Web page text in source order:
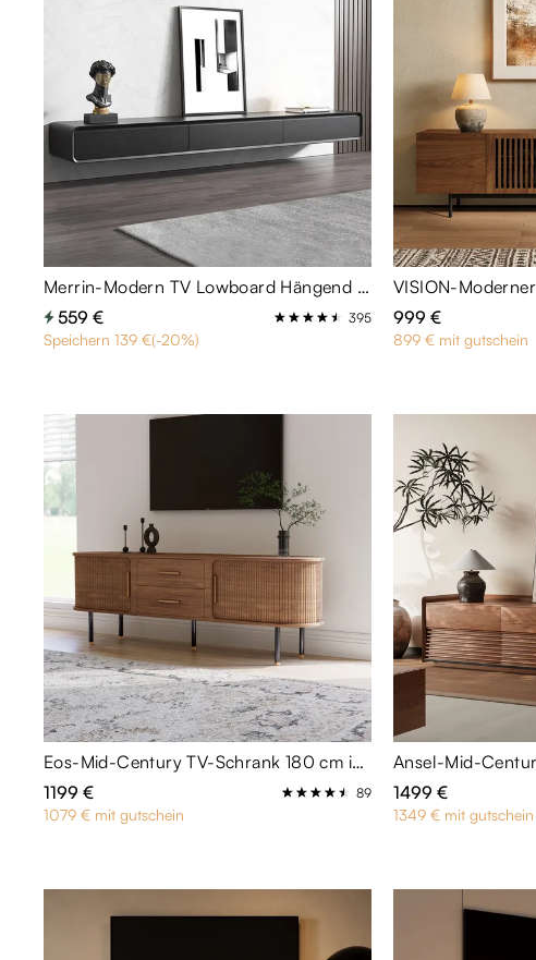
Merrin-Modern TV Lowboard Hängend 160 cm in Schwarz für 65 Zoll Fernseher | Schwebender TV Schrank mit 3 Schubladen & Kabelmanagement – montiert
559 €
395
Speichern 139 €(-20%)
999 €
899 € mit gutschein
Eos-Mid-Century TV-Schrank 180 cm in Eschen-Optik mit Tambour-Tür & hohen Metallbeinen - montiert
1199 €
89
1079 € mit gutschein
1499 €
1349 € mit gutschein